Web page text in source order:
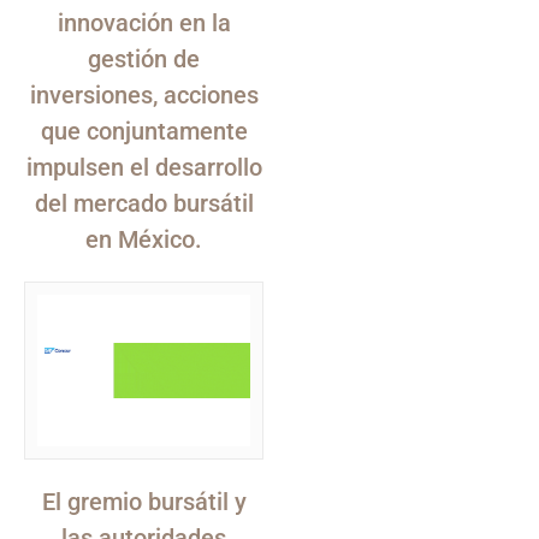
innovación en la
gestión de
inversiones, acciones
que conjuntamente
impulsen el desarrollo
del mercado bursátil
en México.
El gremio bursátil y